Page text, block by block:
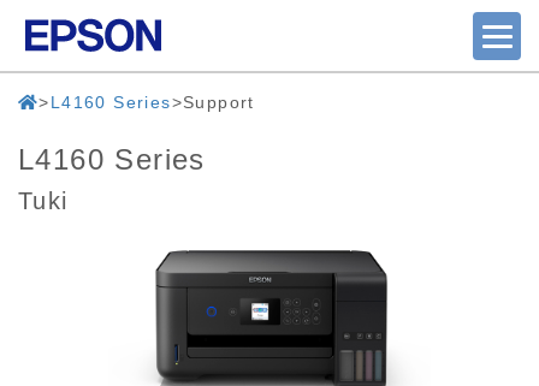
L4160 Series Support
L4160 Series
Tuki